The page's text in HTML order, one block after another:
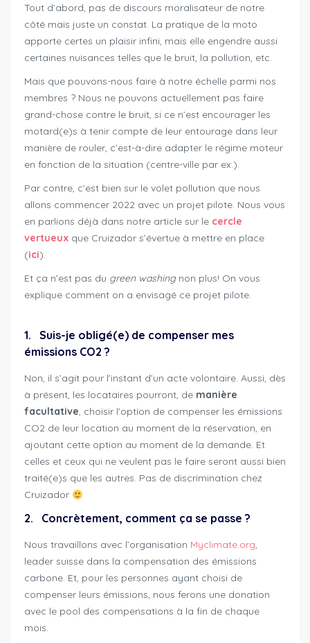
Tout d’abord, pas de discours moralisateur de notre
côté mais juste un constat. La pratique de la moto
apporte certes un plaisir infini, mais elle engendre aussi
certaines nuisances telles que le bruit, la pollution, etc.
Mais que pouvons-nous faire à notre échelle parmi nos
membres ? Nous ne pouvons actuellement pas faire
grand-chose contre le bruit, si ce n’est encourager les
motard(e)s à tenir compte de leur entourage dans leur
manière de rouler, c’est-à-dire adapter le régime moteur
en fonction de la situation (centre-ville par ex.).
Par contre, c’est bien sur le volet pollution que nous
allons commencer 2022 avec un projet pilote. Nous vous
en parlions déjà dans notre article sur le cercle
vertueux que Cruizador s’évertue à mettre en place
(ici).
Et ça n’est pas du green washingnon plus! On vous
explique comment on a envisagé ce projet pilote.
1. Suis-je obligé(e) de compenser mes
émissions CO2 ?
Non, il s’agit pour l’instant d’un acte volontaire. Aussi, dès
à présent, les locataires pourront, de manière
facultative, choisir l’option de compenser les émissions
CO2 de leur location au moment de la réservation, en
ajoutant cette option au moment de la demande. Et
celles et ceux qui ne veulent pas le faire seront aussi bien
traité(e)s que les autres. Pas de discrimination chez
Cruizador
2. Concrètement, comment ça se passe ?
Nous travaillons avec l’organisation Myclimate.org,
leader suisse dans la compensation des émissions
carbone. Et, pour les personnes ayant choisi de
compenser leurs émissions, nous ferons une donation
avec le pool des compensations à la fin de chaque
mois.